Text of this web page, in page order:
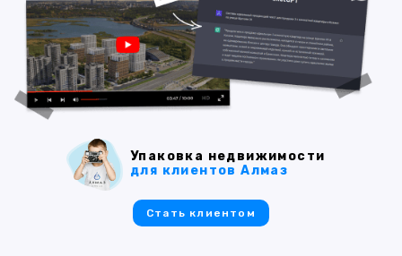
Упаковка недвижимости
для клиентов Алмаз
Стать клиентом